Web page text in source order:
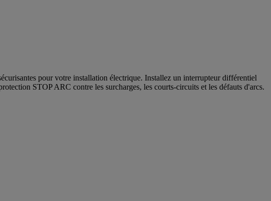
pour votre installation électrique. Installez un interrupteur différentiel
STOP ARC contre les surcharges, les courts-circuits et les défauts d'arcs.